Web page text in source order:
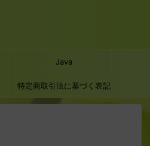
Java
特定商取引法に基づく表記